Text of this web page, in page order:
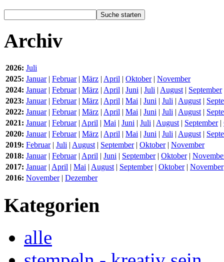
Archiv
2026: Juli
2025: Januar| Februar| März | April | Oktober| November
2024: Januar| Februar| März | April | Juni | Juli | August | September
2023: Januar| Februar| März | April | Mai | Juni | Juli | August |
2022: Januar| Februar| März | April | Mai | Juni | Juli | August |
2021: Januar| Februar| April | Mai | Juni | Juli | August | September|
2020: Januar| Februar| März | April | Mai | Juni | Juli | August |
2019: Februar| Juli | August | September| Oktober| November
2018: Januar| Februar| April | Juni | September| Oktober|
2017: Januar| April | Mai | August | September| Oktober| November
2016: November| Dezember
Kategorien
alle